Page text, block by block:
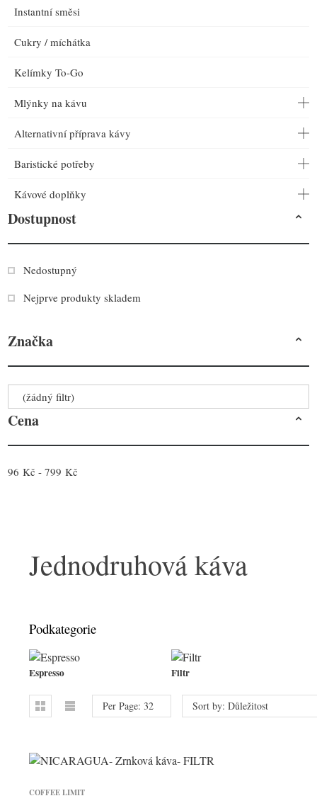
Instantní směsi
Cukry / míchátka
Kelímky To-Go
Mlýnky na kávu
Alternativní příprava kávy
Baristické potřeby
Kávové doplňky
Dostupnost
Nedostupný
Nejprve produkty skladem
Značka
(žádný filtr)
Cena
96 Kč - 799 Kč
Jednodruhová káva
Podkategorie
Espresso Filtr
Per Page: 32 Sort by: Důležitost
COFFEE LIMIT